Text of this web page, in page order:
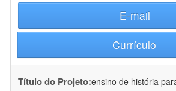
E-mail
Currículo
Título do Projeto:ensino de história